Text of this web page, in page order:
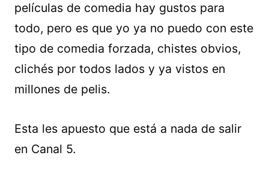
películas de comedia hay gustos para
todo, pero es que yo ya no puedo con este
tipo de comedia forzada, chistes obvios,
clichés por todos lados y ya vistos en
millones de pelis.
Esta les apuesto que está a nada de salir
en Canal 5.